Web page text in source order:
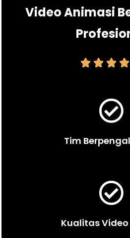
Video Animasi
   
Tim
Kualitas Video